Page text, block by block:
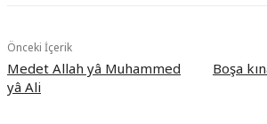
Önceki İçerik
Medet Allah yâ Muhammed
yâ Ali
Boşa